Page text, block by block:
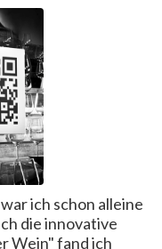
ich schon alleine
die innovative
Wein" fand ich